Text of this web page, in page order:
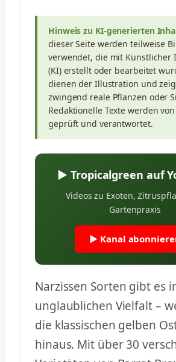
Hinweis zu KI-generierten
dieser Seite werden teilweise
verwendet, die mit Künstlicher
(KI) erstellt oder bearbeitet
dienen der Illustration und
zwingend reale Pflanzen oder
Redaktionelle Texte werden
geprüft und verantwortet.
▶ Tropicalgreen auf
Videos zu Exoten,
Gartenpraxis
▶ Kanal
Narzissen Sorten gibt es
unglaublichen Vielfalt –
die klassischen gelben
hinaus. Mit über 30